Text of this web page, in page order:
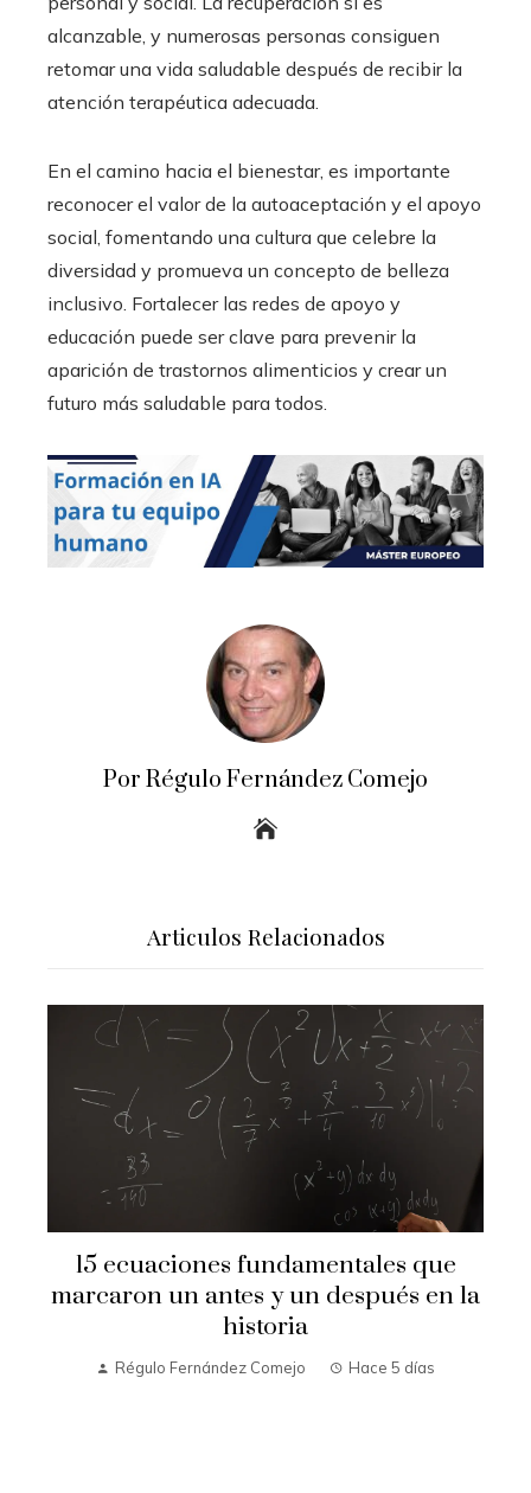
alcanzable, y numerosas personas consiguen
retomar una vida saludable después de recibir la
atención terapéutica adecuada.
En el camino hacia el bienestar, es importante
reconocer el valor de la autoaceptación y el apoyo
social, fomentando una cultura que celebre la
diversidad y promueva un concepto de belleza
inclusivo. Fortalecer las redes de apoyo y
educación puede ser clave para prevenir la
aparición de trastornos alimenticios y crear un
futuro más saludable para todos.
Por Régulo Fernández Comejo
Articulos Relacionados
15 ecuaciones fundamentales que
marcaron un antes y un después en la
historia
Régulo Fernández Comejo Hace 5 días